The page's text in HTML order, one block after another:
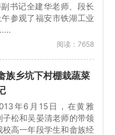
书记全建华老师、段长
参观了福安市铁湖工业
阅读：7658
族乡坑下村棚栽蔬菜
年6月15日，在黄雅
子松和吴晏清老师的带领
校高一年段学生和畲族经